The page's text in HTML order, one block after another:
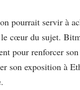
pourrait servir à
cœur du sujet.
pour renforcer
son exposition à